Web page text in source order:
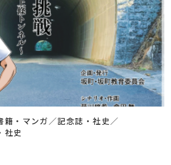
籍・マンガ ／記念誌・社史 ／
社史